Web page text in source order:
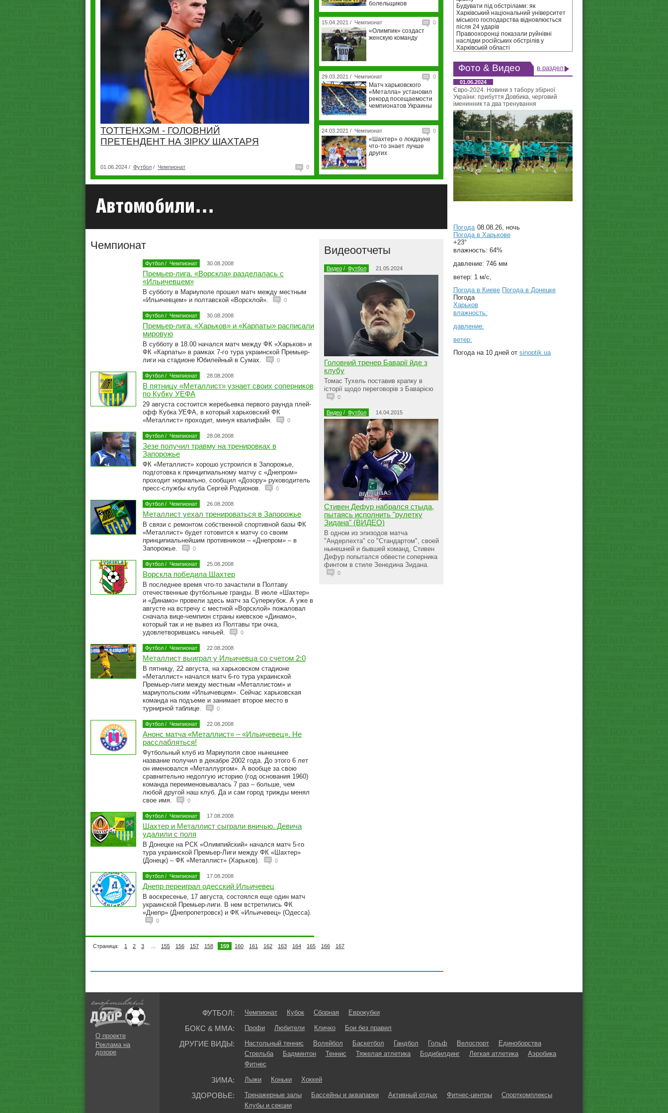
ТОТТЕНХЭМ - ГОЛОВНИЙ
ПРЕТЕНДЕНТ НА ЗІРКУ ШАХТАРЯ
01.06.2024 / Футбол / Чемпионат 0
болельщиков
15.04.2021 / Чемпионат 0
«Олимпик» создаст
женскую команду
29.03.2021 / Чемпионат 0
Матч харьковского
«Металла» установил
рекорд посещаемости
чемпионатов Украины
24.03.2021 / Чемпионат 0
«Шахтер» о локдауне
что-то знает лучше
других
Чемпионат
Футбол / Чемпионат 30.08.2008
Премьер-лига. «Ворскла» разделалась с
«Ильичевцем»
В субботу в Мариуполе прошел матч между местным
«Ильичевцем» и полтавской «Ворсклой».
0
Футбол / Чемпионат 30.08.2008
Премьер-лига. «Харьков» и «Карпаты» расписали
мировую
В субботу в 18.00 начался матч между ФК «Харьков» и
ФК «Карпаты» в рамках 7-го тура украинской Премьер-
лиги на стадионе Юбилейный в Сумах.
0
Футбол / Чемпионат 28.08.2008
В пятницу «Металлист» узнает своих соперников
по Кубку УЕФА
29 августа состоится жеребьевка первого раунда плей-
офф Кубка УЕФА, в который харьковский ФК
«Металлист» проходит, минуя квалифайн.
0
Футбол / Чемпионат 28.08.2008
Зезе получил травму на тренировках в
Запорожье
ФК «Металлист» хорошо устроился в Запорожье,
подготовка к принципиальному матчу с «Днепром»
проходит нормально, сообщил «Дозору» руководитель
пресс-службы клуба Сергей Родионов.
0
Футбол / Чемпионат 26.08.2008
Металлист уехал тренироваться в Запорожье
В связи с ремонтом собственной спортивной базы ФК
«Металлист» будет готовится к матчу со своим
принципиальнейшим противником – «Днепром» – в
Запорожье.
0
Футбол / Чемпионат 25.08.2008
Ворскла победила Шахтер
В последнее время что-то зачастили в Полтаву
отечественные футбольные гранды. В июле «Шахтер»
и «Динамо» провели здесь матч за Суперкубок. А уже в
августе на встречу с местной «Ворсклой» пожаловал
сначала вице-чемпион страны киевское «Динамо»,
который так и не вывез из Полтавы три очка,
удовлетворившись ничьей.
0
Футбол / Чемпионат 22.08.2008
Металлист выиграл у Ильичевца со счетом 2:0
В пятницу, 22 августа, на харьковском стадионе
«Металлист» начался матч 6-го тура украинской
Премьер-лиги между местным «Металлистом» и
мариупольским «Ильичевцем». Сейчас харьковская
команда на подъеме и занимает второе место в
турнирной таблице.
0
Футбол / Чемпионат 22.08.2008
Анонс матча «Металлист» – «Ильичевец». Не
расслабляться!
Футбольный клуб из Мариуполя свое нынешнее
название получил в декабре 2002 года. До этого 6 лет
он именовался «Металлургом». А вообще за свою
сравнительно недолгую историю (год основания 1960)
команда переименовывалась 7 раз – больше, чем
любой другой наш клуб. Да и сам город трижды менял
свое имя.
0
Футбол / Чемпионат 17.08.2008
Шахтер и Металлист сыграли вничью. Девича
удалили с поля
В Донецке на РСК «Олимпийский» начался матч 5-го
тура украинской Премьер-Лиги между ФК «Шахтер»
(Донецк) – ФК «Металлист» (Харьков).
0
Футбол / Чемпионат 17.08.2008
Днепр переиграл одесский Ильичевец
В воскресенье, 17 августа, состоялся еще один матч
украинской Премьер-лиги. В нем встретились ФК
«Днепр» (Днепропетровск) и ФК «Ильичевец» (Одесса).
0
Видеоотчеты
Видео / Футбол 21.05.2024
Головний тренер Баварії йде з
клубу
Томас Тухель поставив крапку в
історії щодо переговорів з Баварією
0
Видео / Футбол 14.04.2015
Стивен Дефур набрался стыда,
пытаясь исполнить "рулетку
Зидана" (ВИДЕО)
В одном из эпизодов матча
"Андерлехта" со "Стандартом", своей
нынешней и бывшей команд, Стивен
Дефур попытался обвести соперника
финтом в стиле Зенедина Зидана.
0
Страница: 1 2 3 155 156 157 158 159 160 161 162 163 164 165 166 167
Будувати під обстрілами: як
Харківський національний університет
міського господарства відновлюється
після 24 ударів
Правоохоронці показали руйнівні
наслідки російських обстрілів у
Харківській області
Фото & Видео в раздел
01.06.2024
Євро-2024. Новини з табору збірної
України: прибуття Довбика, черговий
іменинник та два тренування
Погода 08.08.26, ночь
Погода в Харькове
+23°
влажность: 64%
давление: 746 мм
ветер: 1 м/с,
Погода в Киеве Погода в Донецке
Погода
Харьков
влажность:
давление:
ветер:
Погода на 10 дней от sinoptik.ua
О проекте
Реклама на
дозоре
ФУТБОЛ: Чемпионат Кубок Сборная Еврокубки
БОКС & ММА: Профи Любители Кличко Бои без правил
ДРУГИЕ ВИДЫ: Настольный теннис Волейбол Баскетбол Гандбол Гольф Велоспорт
Единоборства
Стрельба
Бадминтон Теннис Тяжелая атлетика Бодибилдинг Легкая атлетика
Аэробика
Фитнес
ЗИМА: Лыжи Коньки Хоккей
ЗДОРОВЬЕ: Тренажерные залы Бассейны и аквапарки Активный отдых Фитнес-центры
Спорткомплексы
Клубы и секции